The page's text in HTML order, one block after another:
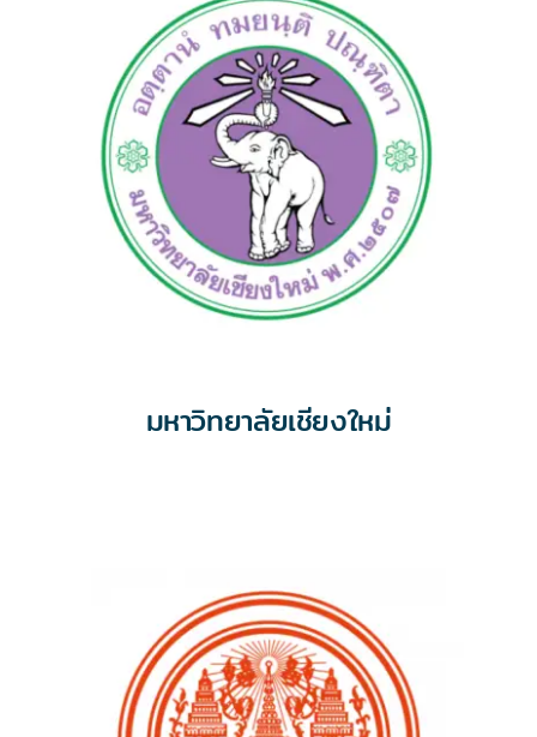
มหาวิทยาลัยเชียงใหม่